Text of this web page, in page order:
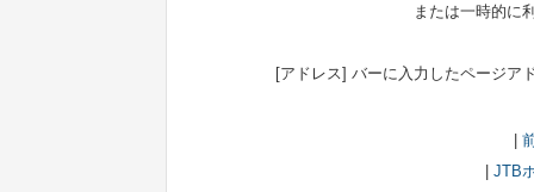
または一時的に
[アドレス] バーに入力したページア
JTB